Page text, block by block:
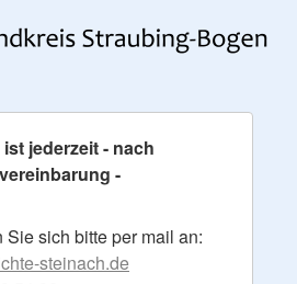
jederzeit - nach
-
sich bitte per mail an:
steinach.de